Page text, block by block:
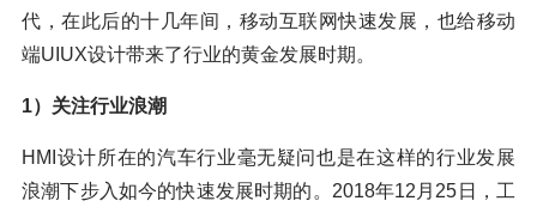
代，在此后的十几年间，移动互联网快速发展，也给移动
端UIUX设计带来了行业的黄金发展时期。
1）关注行业浪潮
HMI设计所在的汽车行业毫无疑问也是在这样的行业发展
浪潮下步入如今的快速发展时期的。2018年12月25日，工